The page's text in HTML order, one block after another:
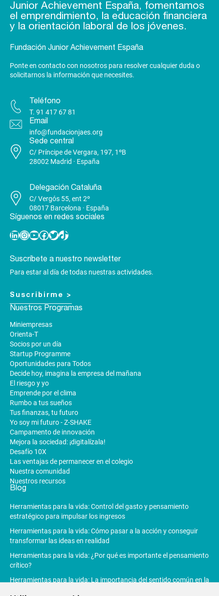
Junior Achievement España, fomentamos
el emprendimiento, la educación financiera
y la orientación laboral de los jóvenes.
Fundación Junior Achievement España
Ponte en contacto con nosotros para resolver cualquier duda o
solicitarnos la información que necesites.
Teléfono
T. 91 417 67 81
Email
info@fundacionjaes.org
Sede central
C/ Príncipe de Vergara, 197, 1ºB
28002 Madrid · España
Delegación Cataluña
C/ Vergós 55, ent 2º
08017 Barcelona · España
Síguenos en redes sociales
Linkedin Instagram YouTube Facebook Twitter TikTok
Suscríbete a nuestro newsletter
Para estar al día de todas nuestras actividades.
Suscribirme >
Nuestros Programas
Miniempresas
Orienta-T
Socios por un día
Startup Programme
Oportunidades para Todos
Decide hoy, imagina la empresa del mañana
El riesgo y yo
Emprende por el clima
Rumbo a tus sueños
Tus finanzas, tu futuro
Yo soy mi futuro - Z-SHAKE
Campamento de innovación
Mejora la sociedad: ¡digitalízala!
Desafío 10X
Las ventajas de permanecer en el colegio
Nuestra comunidad
Nuestros recursos
Blog
Herramientas para la vida: Control del gasto y pensamiento
estratégico para impulsar los ingresos
Herramientas para la vida: Cómo pasar a la acción y conseguir
transformar las ideas en realidad
Herramientas para la vida: ¿Por qué es importante el pensamiento
crítico?
Herramientas para la vida: La importancia del sentido común en la